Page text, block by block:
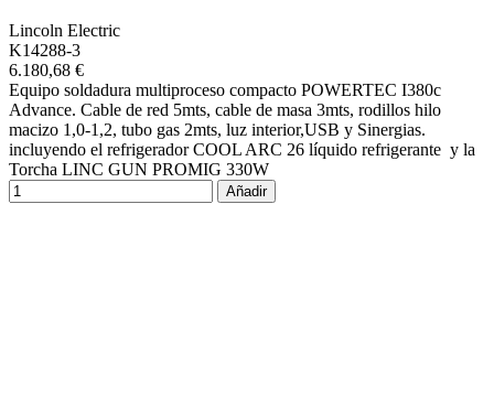
Lincoln Electric
K14288-3
6.180,68 €
Equipo soldadura multiproceso compacto POWERTEC I380c
Advance. Cable de red 5mts, cable de masa 3mts, rodillos hilo
macizo 1,0-1,2, tubo gas 2mts, luz interior,USB y Sinergias.
incluyendo el refrigerador COOL ARC 26 líquido refrigerante y la
Torcha LINC GUN PROMIG 330W
Añadir